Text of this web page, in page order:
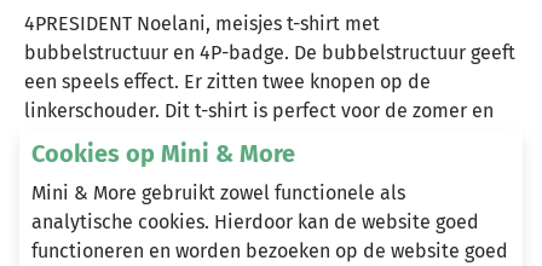
4PRESIDENT Noelani, meisjes t-shirt met
bubbelstructuur en 4P-badge. De bubbelstructuur geeft
een speels effect. Er zitten twee knopen op de
linkerschouder. Dit t-shirt is perfect voor de zomer en
kan eindeloos gecombineerd worden. Ook verkrijgbaar
in baby lavendel en kurkuma. Materiaal: 50% katoen /
50% polyester.
Cookies op Mini & More
Mini & More gebruikt zowel functionele als
analytische cookies. Hierdoor kan de website goed
functioneren en worden bezoeken op de website goed